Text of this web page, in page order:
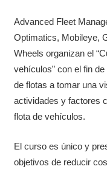
Advanced Fleet
Optimatics, Mobileye,
Wheels organizan el
vehículos” con el fin
de flotas a tomar una
actividades y factores
flota de vehículos.
El curso es único y
objetivos de reducir